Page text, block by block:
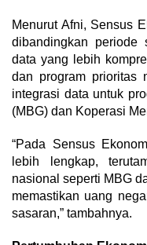
Menurut Afni, Sensus
dibandingkan periode
data yang lebih
dan program prioritas
integrasi data untuk
(MBG) dan Koperasi
“Pada Sensus
lebih lengkap,
nasional seperti MBG
memastikan uang
sasaran,” tambahnya.